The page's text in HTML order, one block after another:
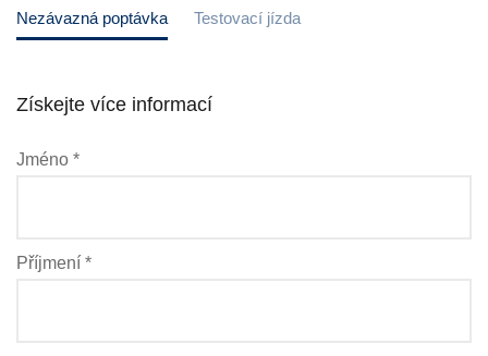
Nezávazná poptávka Testovací jízda
Získejte více informací
Jméno *
Příjmení *